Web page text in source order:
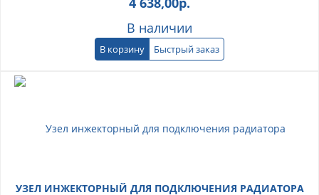
В наличии
В корзину Быстрый заказ
УЗЕЛ ИНЖЕКТОРНЫЙ ДЛЯ ПОДКЛЮЧЕНИЯ РАДИАТОРА